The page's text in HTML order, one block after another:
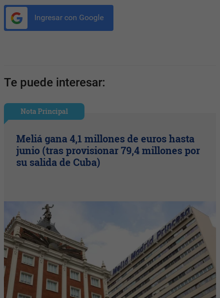
Ingresar con Google
Te puede interesar:
Nota Principal
Meliá gana 4,1 millones de euros hasta
junio (tras provisionar 79,4 millones por
su salida de Cuba)